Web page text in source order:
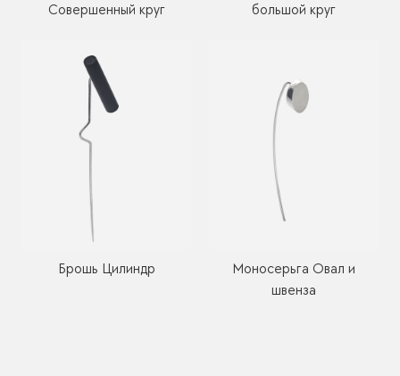
Совершенный круг
большой круг
Брошь Цилиндр
Моносерьга Овал и
швенза